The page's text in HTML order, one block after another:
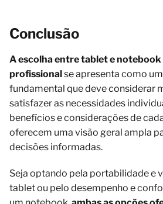
Conclusão
A escolha entre tablet e notebook
profissionalse apresenta como
fundamental que deve considerar
satisfazer as necessidades
benefícios e considerações de
oferecem uma visão geral ampla
decisões informadas.
Seja optando pela portabilidade e
tablet ou pelo desempenho e